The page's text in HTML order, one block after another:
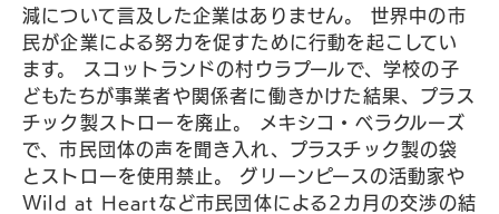
減について言及した企業はありません。 世界中の市
民が企業による努力を促すために行動を起こしてい
ます。 スコットランドの村ウラプールで、学校の子
どもたちが事業者や関係者に働きかけた結果、プラス
チック製ストローを廃止。 メキシコ・ベラクルーズ
で、市民団体の声を聞き入れ、プラスチック製の袋
とストローを使用禁止。 グリーンピースの活動家や
Wild at Heartなど市民団体による2カ月の交渉の結